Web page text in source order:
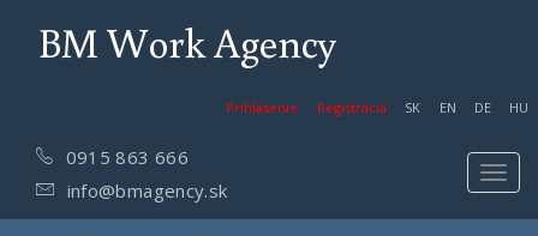
BM Work Agency
Prihlásenie Registrácia SK EN DE HU
0915 863 666
info@bmagency.sk